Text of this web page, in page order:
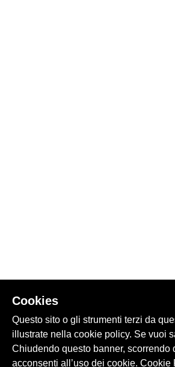
Cookies
Questo sito o gli strumenti terzi da
illustrate nella cookie policy. Se vuoi
Chiudendo questo banner,
acconsenti all’uso dei cookie. Cookie